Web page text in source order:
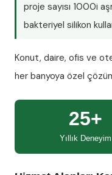
proje sayısı 1000i
bakteriyel silikon
Konut, daire, ofis ve
her banyoya özel
25+
Yıllık Deneyim